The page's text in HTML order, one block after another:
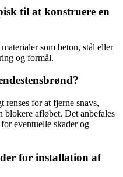
til at konstruere en
som beton, stål eller
og formål.
renses for at fjerne snavs,
blokere afløbet. Det anbefales
eventuelle skader og
for installation af